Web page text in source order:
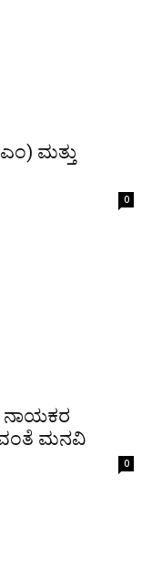
ಮತ್ತು
0
ನಾಯಕರ
ಮನವಿ
0